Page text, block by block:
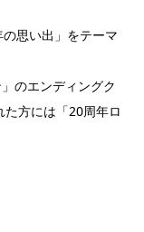
思い出」をテーマ
のエンディングク
方には「20周年ロ